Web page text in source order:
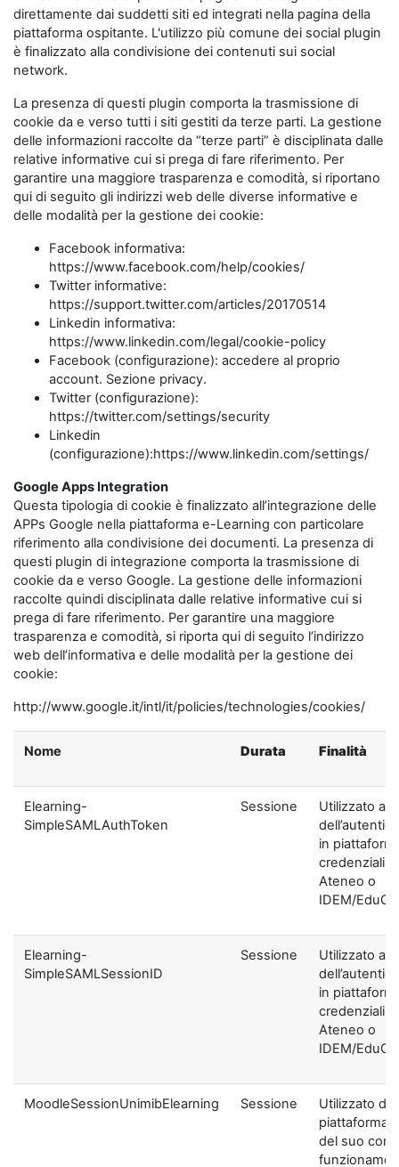
direttamente dai suddetti siti ed integrati nella pagina della
piattaforma ospitante. L'utilizzo più comune dei social plugin
è finalizzato alla condivisione dei contenuti sui social
network.
La presenza di questi plugin comporta la trasmissione di
cookie da e verso tutti i siti gestiti da terze parti. La gestione
delle informazioni raccolte da “terze parti” è disciplinata dalle
relative informative cui si prega di fare riferimento. Per
garantire una maggiore trasparenza e comodità, si riportano
qui di seguito gli indirizzi web delle diverse informative e
delle modalità per la gestione dei cookie:
Facebook informativa:
https://www.facebook.com/help/cookies/
Twitter informative:
https://support.twitter.com/articles/20170514
Linkedin informativa:
https://www.linkedin.com/legal/cookie-policy
Facebook (configurazione): accedere al proprio
account. Sezione privacy.
Twitter (configurazione):
https://twitter.com/settings/security
Linkedin
(configurazione):https://www.linkedin.com/settings/
Google Apps Integration
Questa tipologia di cookie è finalizzato all’integrazione delle
APPs Google nella piattaforma e-Learning con particolare
riferimento alla condivisione dei documenti. La presenza di
questi plugin di integrazione comporta la trasmissione di
cookie da e verso Google. La gestione delle informazioni
raccolte quindi disciplinata dalle relative informative cui si
prega di fare riferimento. Per garantire una maggiore
trasparenza e comodità, si riporta qui di seguito l’indirizzo
web dell’informativa e delle modalità per la gestione dei
cookie:
http://www.google.it/intl/it/policies/technologies/cookies/
Nome Durata Finalità
Elearning-
SimpleSAMLAuthToken
Sessione
Utilizzato ai
in
credenziali di
Ateneo o
IDEM/
Elearning-
SimpleSAMLSessionID
Sessione
Utilizzato ai
in
credenziali di
Ateneo o
IDEM/
MoodleSessionUnimibElearning Sessione
Utilizzato
piattaforma
del suo